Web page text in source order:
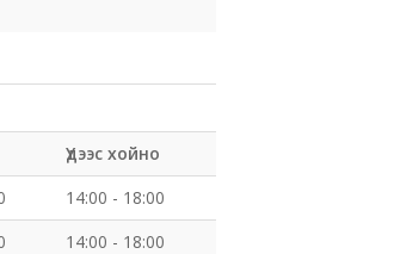
Үдээс хойно
14:00 - 18:00
14:00 - 18:00